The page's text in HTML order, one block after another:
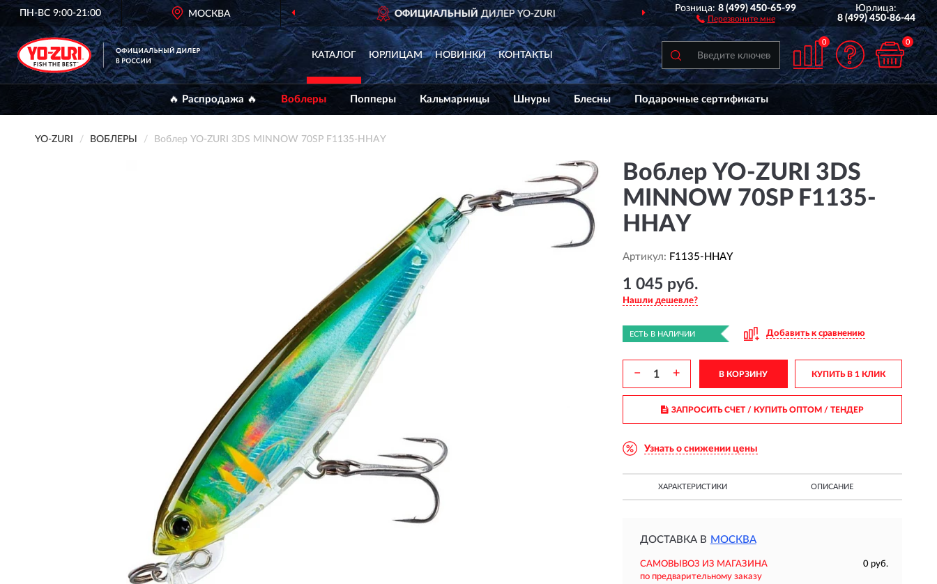
ПН-ВС 9:00-21:00 МОСКВА
ОФИЦИАЛЬНЫЙ ДИЛЕР YO-ZURI ДОСТАВИМПО ВСЕЙ РОССИИ ДО 2 ЛЕТ
Розница:8 (499) 450-65-99
Перезвоните мне
Юрлица:
8 (499) 450-86-44
КАТАЛОГ ЮРЛИЦАМ НОВИНКИ КОНТАКТЫ
0 0
🔥 Распродажа 🔥 Воблеры Попперы Кальмарницы Шнуры Блесны Подарочные сертификаты
YO-ZURI ВОБЛЕРЫ Воблер YO-ZURI 3DS MINNOW 70SP F1135-HHAY
Воблер YO-ZURI 3DS
MINNOW 70SP F1135-
HHAY
Артикул: F1135-HHAY
1 045 руб.
Нашли дешевле?
ЕСТЬ В НАЛИЧИИ Добавить к сравнению
− + В КОРЗИНУ КУПИТЬ В 1 КЛИК
ЗАПРОСИТЬ СЧЕТ / КУПИТЬ ОПТОМ/ ТЕНДЕР
Узнать о снижении цены
ХАРАКТЕРИСТИКИ ОПИСАНИЕ
ДОСТАВКА В МОСКВА
САМОВЫВОЗ ИЗ МАГАЗИНА
0 руб.
по предварительному заказу